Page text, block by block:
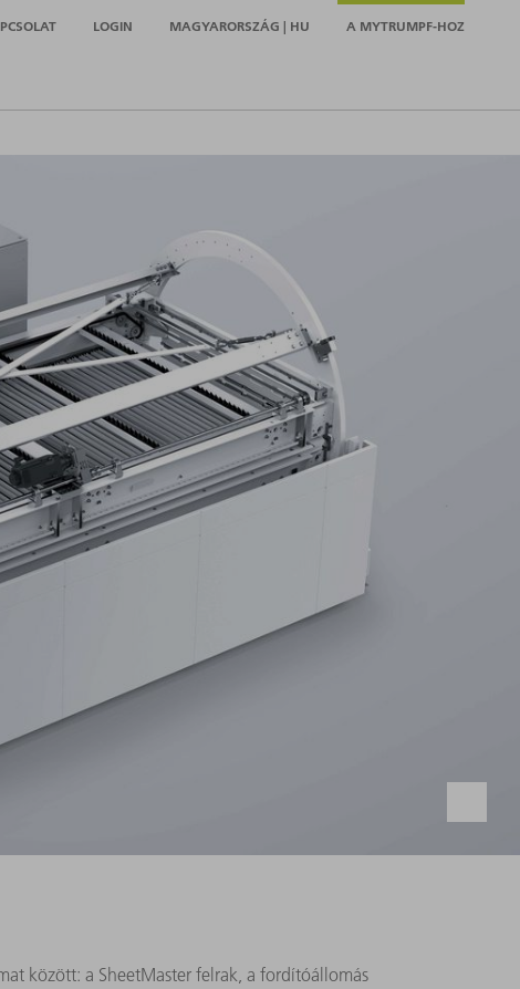
LOGIN MAGYARORSZÁG | HU A MYTRUMPF-HOZ
között: a SheetMaster felrak, a fordítóállomás